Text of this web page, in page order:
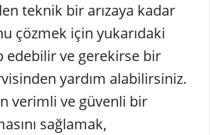
teknik bir arızaya kadar
çözmek için yukarıdaki
edebilir ve gerekirse bir
yardım alabilirsiniz.
verimli ve güvenli bir
sağlamak,